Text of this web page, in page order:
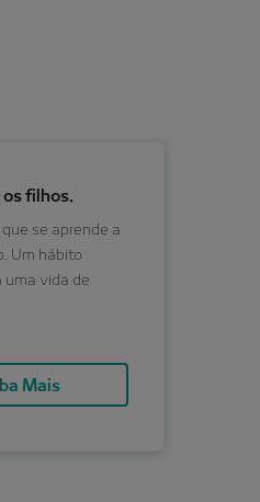
filhos.
se aprende a
Um hábito
uma vida de
Mais